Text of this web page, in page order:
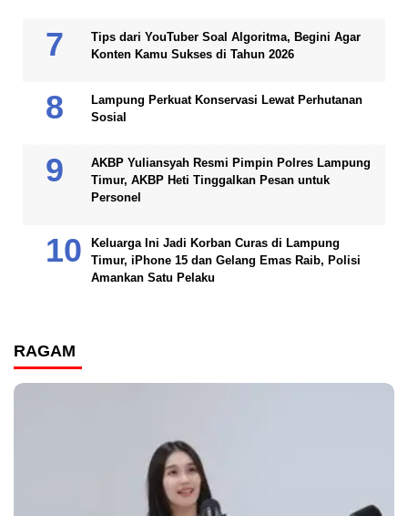
Tips dari YouTuber Soal Algoritma, Begini Agar
Konten Kamu Sukses di Tahun 2026
Lampung Perkuat Konservasi Lewat Perhutanan
Sosial
AKBP Yuliansyah Resmi Pimpin Polres Lampung
Timur, AKBP Heti Tinggalkan Pesan untuk
Personel
Keluarga Ini Jadi Korban Curas di Lampung
Timur, iPhone 15 dan Gelang Emas Raib, Polisi
Amankan Satu Pelaku
RAGAM